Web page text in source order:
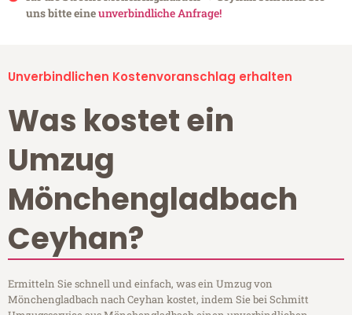
uns bitte eineunverbindliche Anfrage!
Unverbindlichen Kostenvoranschlag erhalten
Was kostet ein
Umzug
Mönchengladbach
Ceyhan?
Ermitteln Sie schnell und einfach, was ein Umzug von
Mönchengladbach nach Ceyhan kostet, indem Sie bei Schmitt